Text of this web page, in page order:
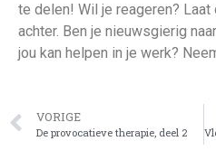
te delen! Wil je reageren?
achter. Ben je nieuwsgierig
jou kan helpen in je werk?
VORIGE
De provocatieve therapie, deel 2